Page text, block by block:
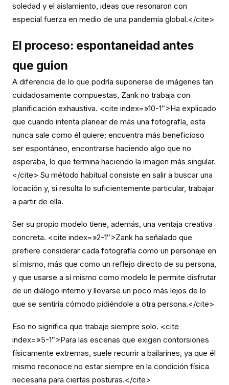
soledad y el aislamiento, ideas que resonaron con
especial fuerza en medio de una pandemia global.</cite>
El proceso: espontaneidad antes
que guion
A diferencia de lo que podría suponerse de imágenes tan
cuidadosamente compuestas, Zank no trabaja con
planificación exhaustiva. <cite index=»10-1″>Ha explicado
que cuando intenta planear de más una fotografía, esta
nunca sale como él quiere; encuentra más beneficioso
ser espontáneo, encontrarse haciendo algo que no
esperaba, lo que termina haciendo la imagen más singular.
</cite> Su método habitual consiste en salir a buscar una
locación y, si resulta lo suficientemente particular, trabajar
a partir de ella.
Ser su propio modelo tiene, además, una ventaja creativa
concreta. <cite index=»2-1″>Zank ha señalado que
prefiere considerar cada fotografía como un personaje en
sí mismo, más que como un reflejo directo de su persona,
y que usarse a sí mismo como modelo le permite disfrutar
de un diálogo interno y llevarse un poco más lejos de lo
que se sentiría cómodo pidiéndole a otra persona.</cite>
Eso no significa que trabaje siempre solo. <cite
index=»5-1″>Para las escenas que exigen contorsiones
físicamente extremas, suele recurrir a bailarines, ya que él
mismo reconoce no estar siempre en la condición física
necesaria para ciertas posturas.</cite>